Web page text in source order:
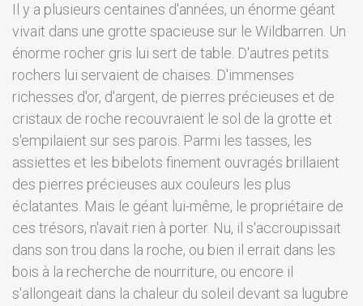
Il y a plusieurs centaines d'années, un énorme géant
vivait dans une grotte spacieuse sur le Wildbarren. Un
énorme rocher gris lui sert de table. D'autres petits
rochers lui servaient de chaises. D'immenses
richesses d'or, d'argent, de pierres précieuses et de
cristaux de roche recouvraient le sol de la grotte et
s'empilaient sur ses parois. Parmi les tasses, les
assiettes et les bibelots finement ouvragés brillaient
des pierres précieuses aux couleurs les plus
éclatantes. Mais le géant lui-même, le propriétaire de
ces trésors, n'avait rien à porter. Nu, il s'accroupissait
dans son trou dans la roche, ou bien il errait dans les
bois à la recherche de nourriture, ou encore il
s'allongeait dans la chaleur du soleil devant sa lugubre